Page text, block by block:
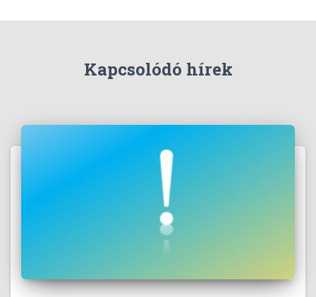
Kapcsolódó hírek